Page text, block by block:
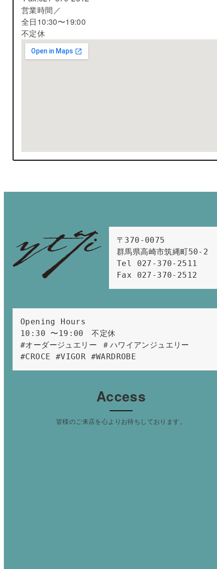
営業時間／
全日10:30〜19:00
不定休
〒370-0075
群馬県高崎市筑縄町50-2
Tel 027-370-2511
Fax 027-370-2512
Opening Hours
10:30 〜19:00　不定休
#オーダージュエリー ＃ハワイアンジュエリー
#CROCE #VIGOR #WARDROBE
Access
皆様のご来店を心よりお待ちしております。